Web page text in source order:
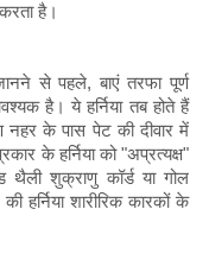
है।
से पहले, बाएं तरफा पूर्ण
है। ये हर्निया तब होते हैं
के पास पेट की दीवार में
के हर्निया को "अप्रत्यक्ष"
थैली शुक्राणु कॉर्ड या गोल
हर्निया शारीरिक कारकों के